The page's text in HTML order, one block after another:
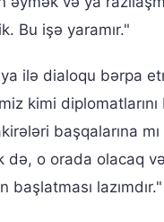
Bu işə yaramır."
ilə dialoqu bərpa
kimi
başqalarına
də, o orada olacaq
lazımdır."